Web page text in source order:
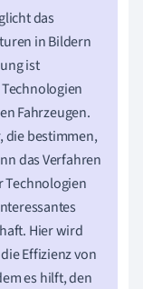
das
in Bildern
ist
Fahrzeugen.
die bestimmen,
das Verfahren
Technologien
Hier wird
Effizienz von
es hilft, den